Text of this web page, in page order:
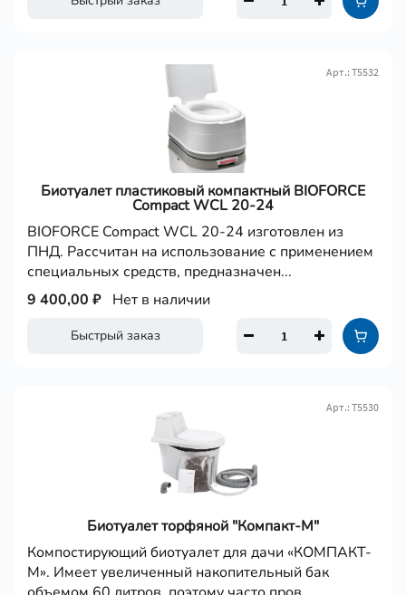
Биотуалет пластиковый компактный BIOFORCE
Compact WCL 20-24
Арт.: Т5532
BIOFORCE Compact WCL 20-24 изготовлен из
ПНД. Рассчитан на использование с применением
специальных средств, предназначен...
Быстрый заказ
9 400,00 ₽ Нет в наличии
Биотуалет торфяной "Компакт-М"
Арт.: Т5530
Компостирующий биотуалет для дачи «КОМПАКТ-
М». Имеет увеличенный накопительный бак